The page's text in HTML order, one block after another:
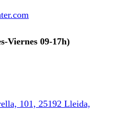
Viernes 09-17h)
101, 25192 Lleida,